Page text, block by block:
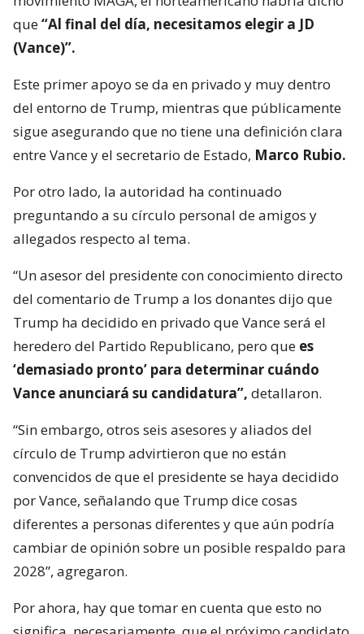
que“Al final del día, necesitamos elegir a JD
(Vance)”.
Este primer apoyo se da en privado y muy dentro
del entorno de Trump, mientras que públicamente
sigue asegurando que no tiene una definición clara
entre Vance y el secretario de Estado, Marco Rubio.
Por otro lado, la autoridad ha continuado
preguntando a su círculo personal de amigos y
allegados respecto al tema.
“Un asesor del presidente con conocimiento directo
del comentario de Trump a los donantes dijo que
Trump ha decidido en privado que Vance será el
heredero del Partido Republicano, pero que es
‘demasiado pronto’ para determinar cuándo
Vance anunciará su candidatura”, detallaron.
“Sin embargo, otros seis asesores y aliados del
círculo de Trump advirtieron que no están
convencidos de que el presidente se haya decidido
por Vance, señalando que Trump dice cosas
diferentes a personas diferentes y que aún podría
cambiar de opinión sobre un posible respaldo para
2028”, agregaron.
Por ahora, hay que tomar en cuenta que esto no